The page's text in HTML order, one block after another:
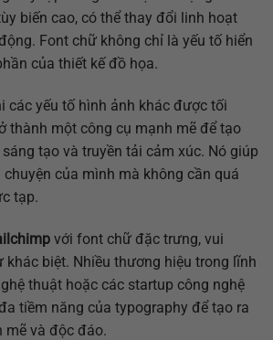
biến cao, có thể thay đổi linh hoạt
Font chữ không chỉ là yếu tố hiển
của thiết kế đồ họa.
các yếu tố hình ảnh khác được tối
thành một công cụ mạnh mẽ để tạo
tạo và truyền tải cảm xúc. Nó giúp
của mình mà không cần quá
tạp.
với font chữ đặc trưng, vui
khác biệt. Nhiều thương hiệu trong lĩnh
thuật hoặc các startup công nghệ
tiềm năng của typography để tạo ra
mẽ và độc đáo.